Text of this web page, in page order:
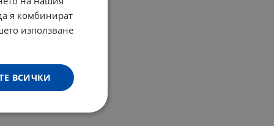
я комбинират
използване
ВСИЧКИ